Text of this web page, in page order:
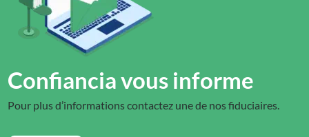
Confiancia vous informe
Pour plus d’informations contactez une de nos fiduciaires.